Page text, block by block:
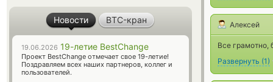
Алексей
Все грамотно,
Развернуть (1)
Новости BTC-кран
19.06.2026 19-летие BestChange
Проект BestChange отмечает свое 19-летие!
Поздравляем всех наших партнеров, коллег и
пользователей.